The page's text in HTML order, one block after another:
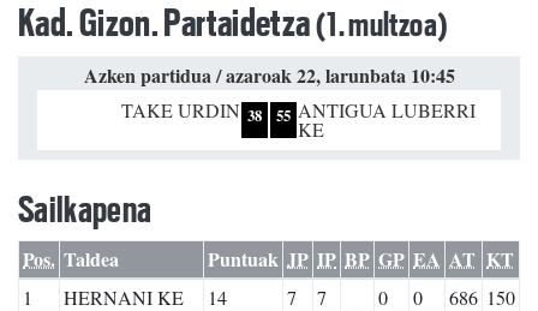
Kad. Gizon. Partaidetza(1. multzoa)
Azken partidua / azaroak 22, larunbata 10:45
TAKE URDIN 38 55 ANTIGUA LUBERRI
KE
Sailkapena
Pos. Taldea Puntuak JP IP BP GP EA AT KT
1 HERNANI KE 14 7 7 0 0 686 150